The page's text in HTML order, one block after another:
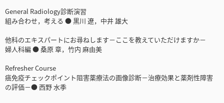
General Radiology診断演習
組み合わせ，考える ● 黒川 遼，中井 雄大
他科のエキスパートにお尋ねします－ここを教えていただけますか－
婦人科編 ● 桑原 章，竹内 麻由美
Refresher Course
癌免疫チェックポイント阻害薬療法の画像診断－治療効果と薬剤性障害
の評価－● 西野 水季